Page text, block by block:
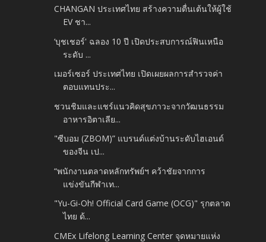
CHANGAN ประเทศไทย สร้างความตื่นเต้นให้ผู้ใช้
EV ชา...
‘บุชเชอร์' ฉลอง 10 ปี เปิดประสบการณ์ฟินเหนือ
ระดับ ...
เมอร์เซอร์ ประเทศไทย เปิดเผยผลการสำรวจค่า
ตอบแทนประ...
ชวนชิมและแชร์แนวคิดสุขภาวะจากวัฒนธรรม
อาหารอิตาเลีย...
"ซีบอม (ZBOM)” แบรนด์แต่งบ้านระดับไฮเอนด์
ของจีน เป...
“พนักงานตลาดหลักทรัพย์ฯ คว้าชัยจากการ
แข่งขันกีฬาเท...
"Yu-Gi-Oh! Official Card Game (OCG)" รุกตลาด
ไทย ด้...
CMEx Lifelong Learning Center จุดหมายแห่ง